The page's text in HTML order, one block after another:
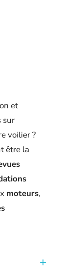
et
sur
voilier ?
être la
moteurs,